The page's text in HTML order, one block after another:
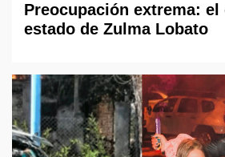
Preocupación extrema: el
estado de Zulma Lobato